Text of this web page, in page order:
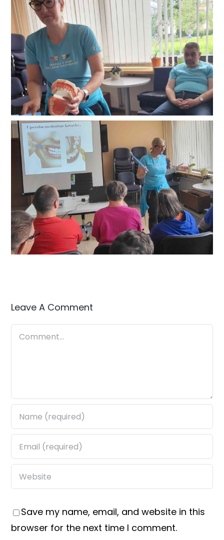
Leave A Comment
Comment
Save my name, email, and website in this
browser for the next time I comment.